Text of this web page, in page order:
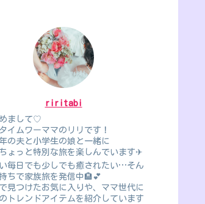
riritabi
まして♡
イムワーママのリリです！
の夫と小学生の娘と一緒に
ょっと特別な旅を楽しんでいます✈
毎日でも少しでも癒されたい…そん
ちで家族旅を発信中🏨💕
見つけたお気に入りや、ママ世代に
トレンドアイテムを紹介しています